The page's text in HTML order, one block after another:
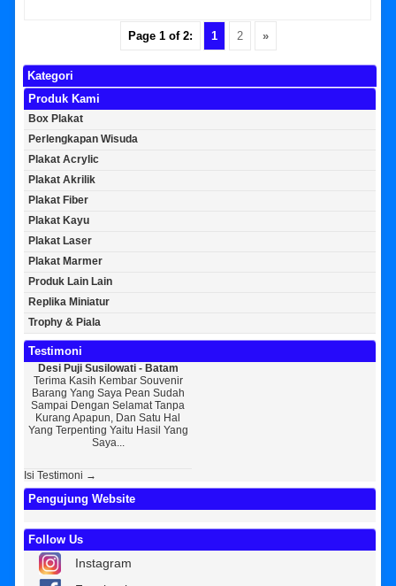
Page 1 of 2: 1 2 »
Kategori
Produk Kami
Box Plakat
Perlengkapan Wisuda
Plakat Acrylic
Plakat Akrilik
Plakat Fiber
Plakat Kayu
Plakat Laser
Plakat Marmer
Produk Lain Lain
Replika Miniatur
Trophy & Piala
Testimoni
Desi Puji Susilowati - Batam
Terima Kasih Kembar Souvenir
Barang Yang Saya Pean Sudah
Sampai Dengan Selamat Tanpa
Kurang Apapun, Dan Satu Hal
Yang Terpenting Yaitu Hasil Yang
Saya...
Sedikit Membagikan Kisah Sukses
Saya, Perkenalkan Pak Saya Bayu
Kembar Souvenir, Sebetulnya S...
Isi Testimoni →
Pengujung Website
Follow Us
Instagram